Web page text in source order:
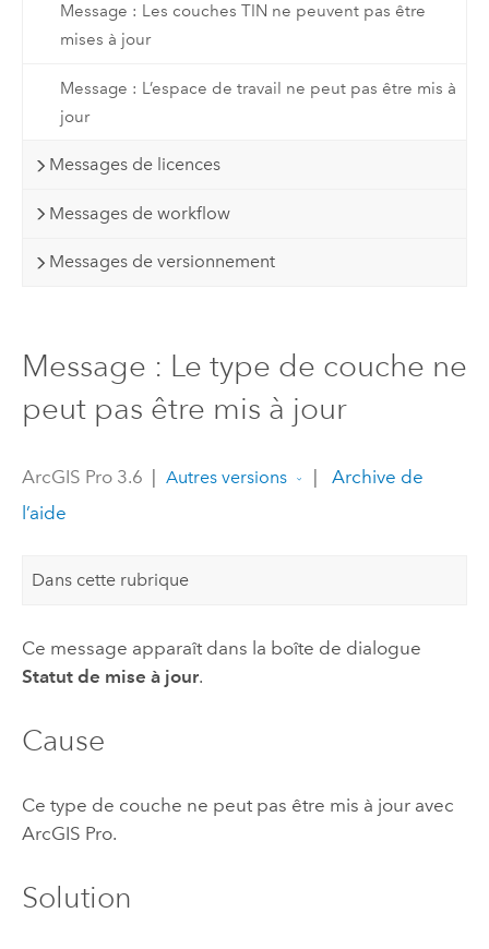
Message : Les couches TIN ne peuvent pas être
mises à jour
Message : L’espace de travail ne peut pas être mis à
jour
Messages de licences
Messages de workflow
Messages de versionnement
Message : Le type de couche ne
peut pas être mis à jour
ArcGIS Pro 3.6 Autres versions
Archive de
l’aide
Dans cette rubrique
Ce message apparaît dans la boîte de dialogue
Statut de mise à jour.
Cause
Ce type de couche ne peut pas être mis à jour avec
ArcGIS Pro.
Solution